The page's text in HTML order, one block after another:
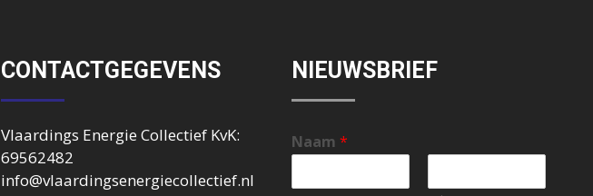
CONTACTGEGEVENS
Vlaardings Energie Collectief KvK:
69562482
info@vlaardingsenergiecollectief.nl
NIEUWSBRIEF
Naam *